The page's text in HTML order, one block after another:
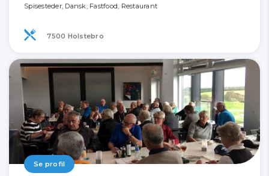
Spisesteder, Dansk, Fastfood, Restaurant
7500 Holstebro
Se profil